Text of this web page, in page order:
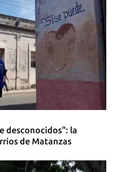
desconocidos": la
de Matanzas